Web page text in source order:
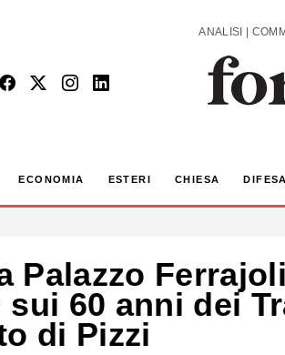
ECONOMIA ESTERI CHIESA DIFESA
Palazzo
60 anni dei
di Pizzi